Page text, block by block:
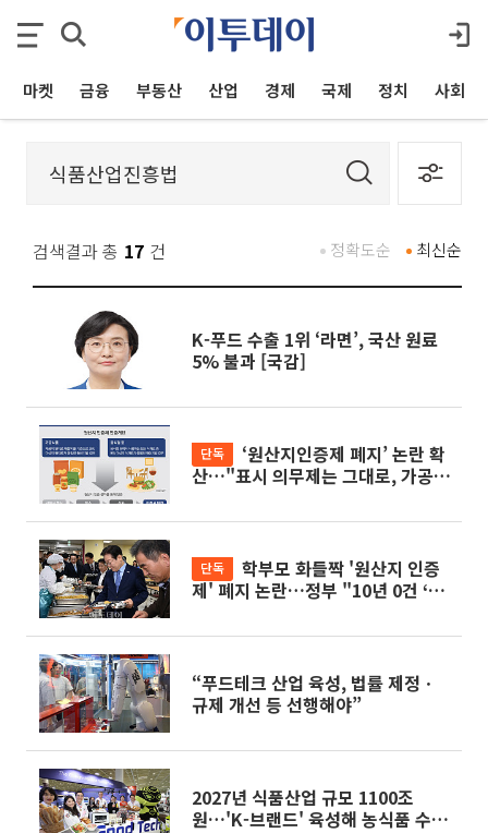
마켓 금융 부동산 산업 경제 국제 정치 사회
검색결과 총 17 건 최신순
정확도순
K-푸드 수출 1위 ‘라면’, 국산 원료
5% 불과 [국감]
단독
산…"표시 의무제는 그대로, 가공식
단독
제' 폐지 논란…정부 "10년 0건 ‘有
“푸드테크 산업 육성, 법률 제정ㆍ
규제 개선 등 선행해야”
2027년 식품산업 규모 1100조
원…'K-브랜드' 육성해 농식품 수출